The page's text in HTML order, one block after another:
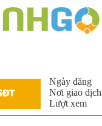
Ngày đăng
Nơi giao dịch
Lượt xem